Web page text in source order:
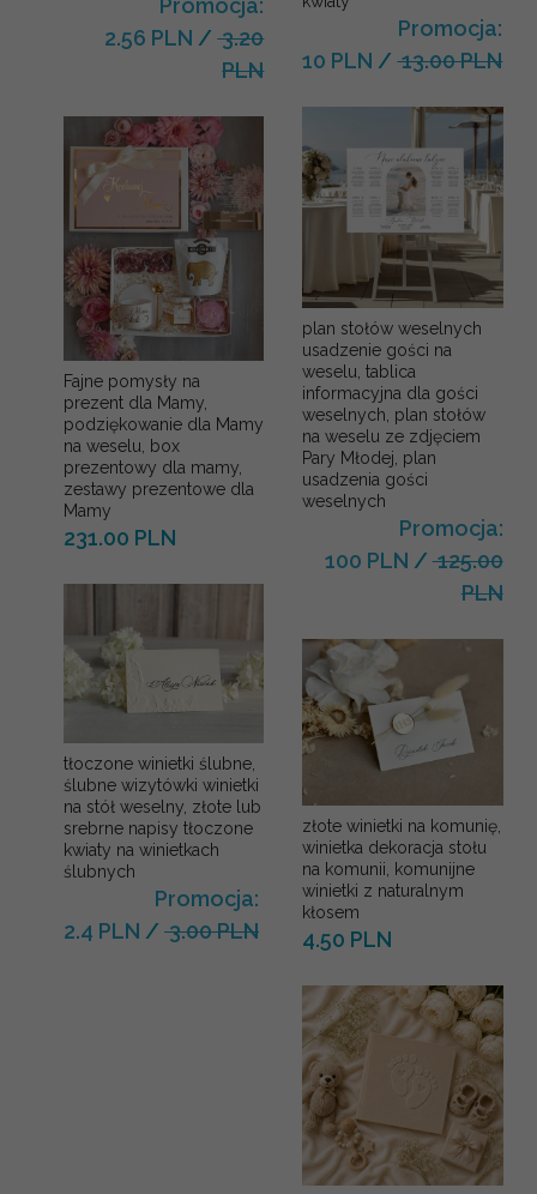
2.56 PLN /3.20
PLN
Fajne pomysły na
prezent dla Mamy,
podziękowanie dla Mamy
na weselu, box
prezentowy dla mamy,
zestawy prezentowe dla
Mamy
231.00 PLN
tłoczone winietki ślubne,
ślubne wizytówki winietki
na stół weselny, złote lub
srebrne napisy tłoczone
kwiaty na winietkach
ślubnych
Promocja:
2.4 PLN / 3.00 PLN
Promocja:
10 PLN /13.00 PLN
plan stołów weselnych
usadzenie gości na
weselu, tablica
informacyjna dla gości
weselnych, plan stołów
na weselu ze zdjęciem
Pary Młodej, plan
usadzenia gości
weselnych
Promocja:
100 PLN /125.00
PLN
złote winietki na komunię,
winietka dekoracja stołu
na komunii, komunijne
winietki z naturalnym
kłosem
4.50 PLN